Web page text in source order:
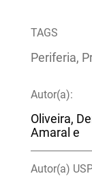
TAGS
Periferia,
Autor(a):
Oliveira,
Amaral e
Autor(a)